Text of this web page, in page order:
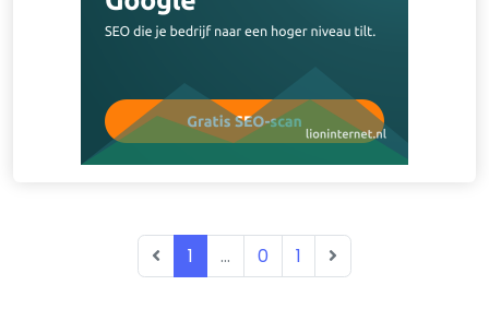
1 ... 0 1